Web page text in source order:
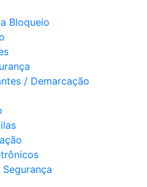
Bloqueio
/ Demarcação